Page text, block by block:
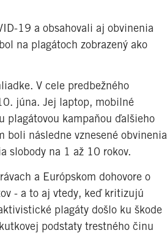
19 a obsahovali aj obvinenia
na plagátoch zobrazený ako
V cele predbežného
júna. Jej laptop, mobilné
plagátovou kampaňou ďalšieho
následne vznesené obvinenia
slobody na 1 až 10 rokov.
a Európskom dohovore o
- a to aj vtedy, keď kritizujú
plagáty došlo ku škode
podstaty trestného činu